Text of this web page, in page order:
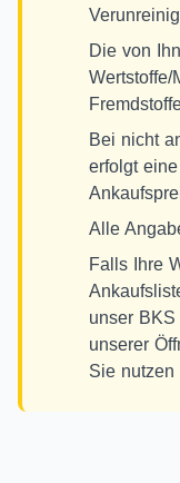
Die von
Wertstoffe/
Bei nicht
erfolgt
Alle
Falls Ihre
unser BKS
unserer
Sie nutzen